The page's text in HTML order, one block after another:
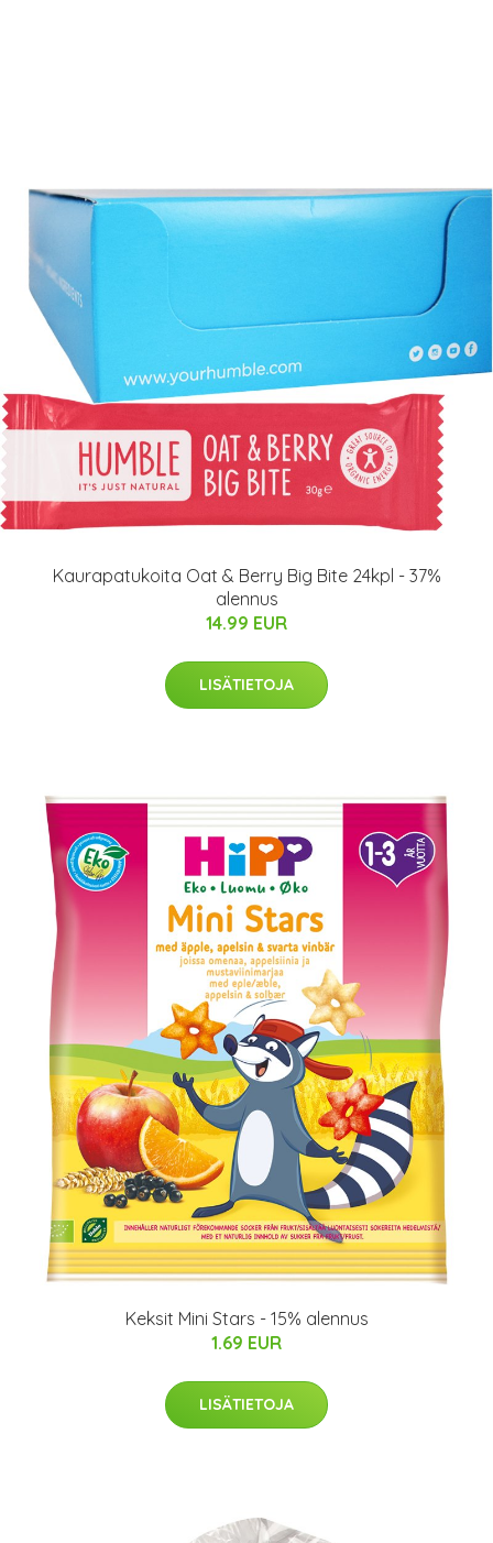
Kaurapatukoita Oat & Berry Big Bite 24kpl - 37%
alennus
14.99 EUR
LISÄTIETOJA
Keksit Mini Stars - 15% alennus
1.69 EUR
LISÄTIETOJA